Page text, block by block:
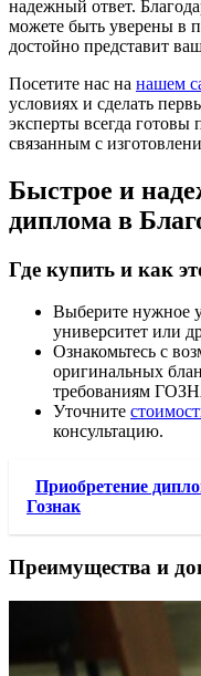
надежный ответ.
можете быть уверены в
достойно представит
Посетите нас на нашем
условиях и сделать
эксперты всегда готовы
связанным с
Быстрое и
диплома в
Где купить и как
Выберите нужное
университет или
Ознакомьтесь с
оригинальных
требованиям
Уточните
консультацию.
Приобретение
Гознак
Преимущества и